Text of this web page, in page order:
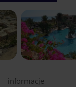
- informacje